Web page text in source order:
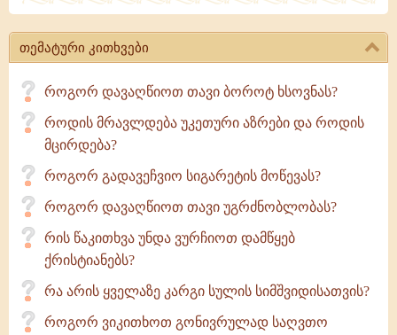
თემატური კითხვები
როგორ დავაღწიოთ თავი ბოროტ ხსოვნას?
როდის მრავლდება უკეთური აზრები და როდის
მცირდება?
როგორ გადავეჩვიო სიგარეტის მოწევას?
როგორ დავაღწიოთ თავი უგრძნობლობას?
რის წაკითხვა უნდა ვურჩიოთ დამწყებ
ქრისტიანებს?
რა არის ყველაზე კარგი სულის სიმშვიდისათვის?
როგორ ვიკითხოთ გონივრულად საღვთო